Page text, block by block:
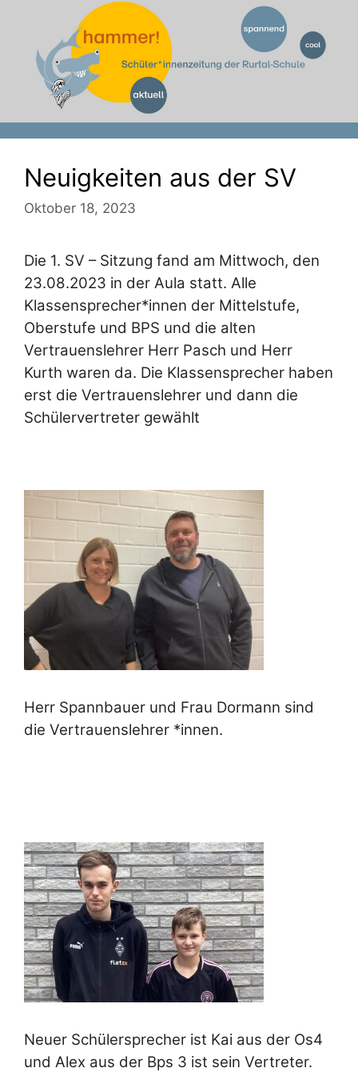
springen
Neuigkeiten aus der SV
Oktober 18, 2023
Die 1. SV – Sitzung fand am Mittwoch, den
23.08.2023 in der Aula statt. Alle
Klassensprecher*innen der Mittelstufe,
Oberstufe und BPS und die alten
Vertrauenslehrer Herr Pasch und Herr
Kurth waren da. Die Klassensprecher haben
erst die Vertrauenslehrer und dann die
Schülervertreter gewählt
Herr Spannbauer und Frau Dormann sind
die Vertrauenslehrer *innen.
Neuer Schülersprecher ist Kai aus der Os4
und Alex aus der Bps 3 ist sein Vertreter.